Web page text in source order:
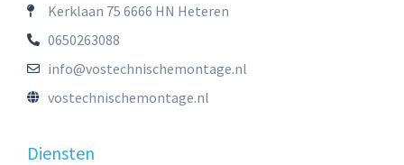
Kerklaan 75 6666 HN Heteren
0650263088
info@vostechnischemontage.nl
vostechnischemontage.nl
Diensten